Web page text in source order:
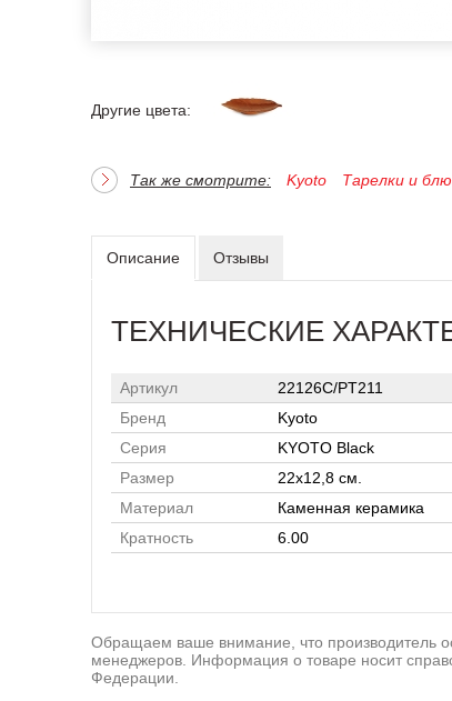
Другие цвета:
Так же смотрите: Kyoto Тарелки и
Описание Отзывы
ТЕХНИЧЕСКИЕ
Артикул
22126C/PT211
Бренд
Kyoto
Серия
KYOTO Black
Размер
22x12,8 см.
Материал
Каменная керамика
Кратность
6.00
Обращаем ваше внимание, что производитель
менеджеров. Информация о товаре носит
Федерации.